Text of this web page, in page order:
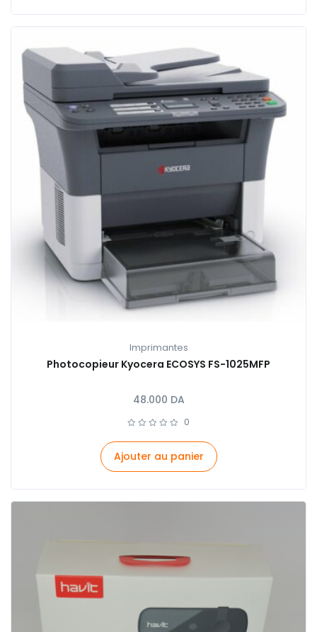
Imprimantes
Photocopieur Kyocera ECOSYS FS-1025MFP
48.000 DA
0
Ajouter au panier